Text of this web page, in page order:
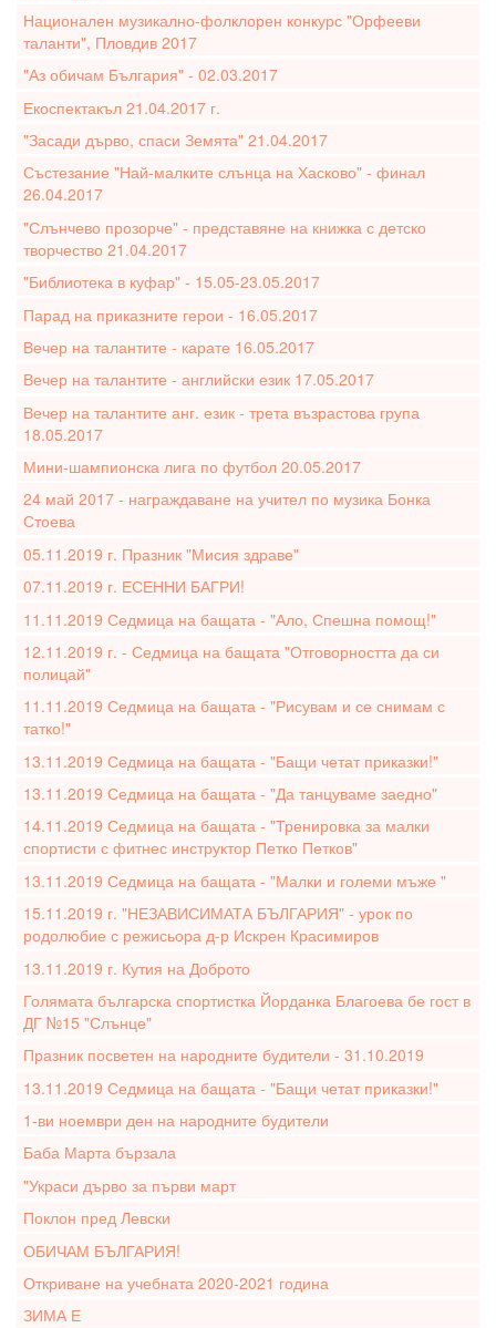
Национален музикално-фолклорен конкурс "Орфееви
таланти", Пловдив 2017
"Аз обичам България" - 02.03.2017
Екоспектакъл 21.04.2017 г.
"Засади дърво, спаси Земята" 21.04.2017
Състезание "Най-малките слънца на Хасково" - финал
26.04.2017
"Слънчево прозорче" - представяне на книжка с детско
творчество 21.04.2017
"Библиотека в куфар" - 15.05-23.05.2017
Парад на приказните герои - 16.05.2017
Вечер на талантите - карате 16.05.2017
Вечер на талантите - английски език 17.05.2017
Вечер на талантите анг. език - трета възрастова група
18.05.2017
Мини-шампионска лига по футбол 20.05.2017
24 май 2017 - награждаване на учител по музика Бонка
Стоева
05.11.2019 г. Празник "Мисия здраве"
07.11.2019 г. ЕСЕННИ БАГРИ!
11.11.2019 Седмица на бащата - "Ало, Спешна помощ!"
12.11.2019 г. - Седмица на бащата "Отговорността да си
полицай"
11.11.2019 Седмица на бащата - "Рисувам и се снимам с
татко!"
13.11.2019 Седмица на бащата - "Бащи четат приказки!"
13.11.2019 Седмица на бащата - "Да танцуваме заедно"
14.11.2019 Седмица на бащата - "Тренировка за малки
спортисти с фитнес инструктор Петко Петков"
13.11.2019 Седмица на бащата - "Малки и големи мъже "
15.11.2019 г. "НЕЗАВИСИМАТА БЪЛГАРИЯ" - урок по
родолюбие с режисьора д-р Искрен Красимиров
13.11.2019 г. Кутия на Доброто
Голямата българска спортистка Йорданка Благоева бе гост в
ДГ №15 "Слънце"
Празник посветен на народните будители - 31.10.2019
13.11.2019 Седмица на бащата - "Бащи четат приказки!"
1-ви ноември ден на народните будители
Баба Марта бързала
"Украси дърво за първи март
Поклон пред Левски
ОБИЧАМ БЪЛГАРИЯ!
Откриване на учебната 2020-2021 година
ЗИМА Е